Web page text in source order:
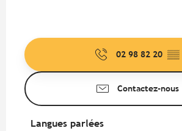
02 98 82 20 ▒▒
Contactez-nous
Langues parlées
Langues parlées